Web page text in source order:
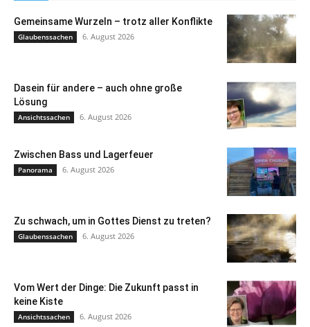
Gemeinsame Wurzeln – trotz aller Konflikte
Glaubenssachen 6. August 2026
Dasein für andere – auch ohne große
Lösung
Ansichtssachen 6. August 2026
Zwischen Bass und Lagerfeuer
Panorama 6. August 2026
Zu schwach, um in Gottes Dienst zu treten?
Glaubenssachen 6. August 2026
Vom Wert der Dinge: Die Zukunft passt in
keine Kiste
Ansichtssachen 6. August 2026